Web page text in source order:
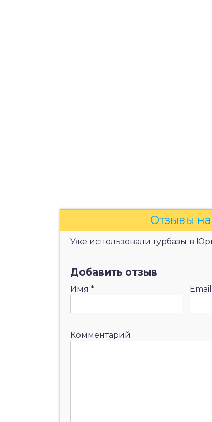
Отзывы
Уже использовали турбазы в
Добавить отзыв
Имя * Email
Комментарий